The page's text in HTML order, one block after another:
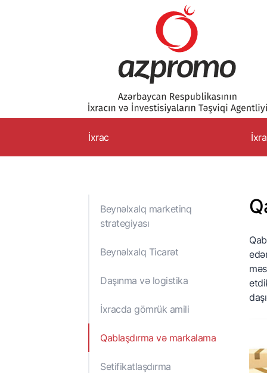
İxrac
Beynəlxalq marketinq
strategiyası
Beynəlxalq Ticarət
Daşınma və logistika
İxracda gömrük amili
Qablaşdırma və markalama
Setifikatlaşdırma